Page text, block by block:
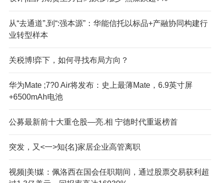
从“去通道”,到“:强本源”：华能信托以标品+产融协同构建行
业转型样本
关税博!弈下，如何寻找布局方向？
华为Mate ;7?0 Air将发布：史上最薄Mate，6.9英寸屏
+6500mAh电池
公募最新前十大重仓股—亮.相 宁德时代重返榜首
突发，又<一>知{名}家居企业高管离职
视频|美!媒：佩洛西在国会任职期间，通过股票交易获利超